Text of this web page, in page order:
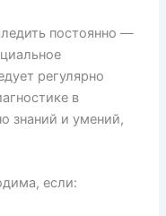
постоянно —
регулярно
в
знаний и умений,
если: